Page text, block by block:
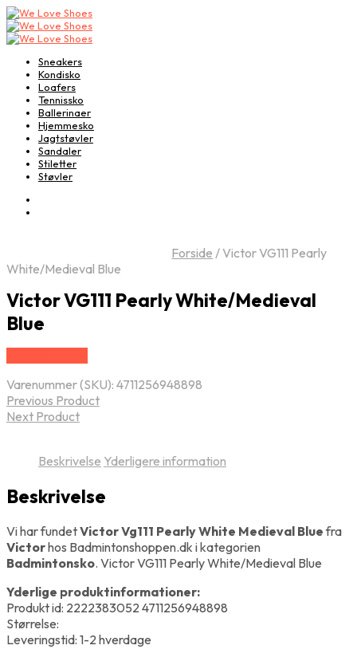
Sneakers
Kondisko
Loafers
Tennissko
Ballerinaer
Hjemmesko
Jagtstøvler
Sandaler
Stiletter
Støvler
Forside /Victor VG111 Pearly
White/Medieval Blue
Victor VG111 Pearly White/Medieval
Blue
Varenummer (SKU): 4711256948898
Previous Product
Next Product
Beskrivelse Yderligere information
Beskrivelse
Vi har fundetVictor Vg111 Pearly White Medieval Bluefra
Victorhos Badmintonshoppen.dk i kategorien
Badmintonsko. Victor VG111 Pearly White/Medieval Blue
Yderlige produktinformationer:
Produkt id: 2222383052 4711256948898
Størrelse:
Leveringstid: 1-2 hverdage